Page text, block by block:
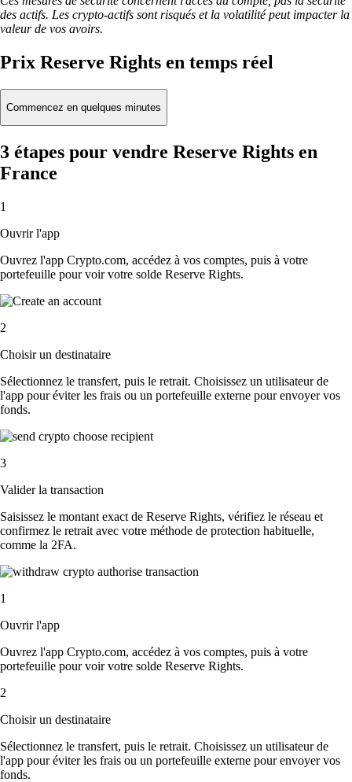
des actifs. Les crypto-actifs sont risqués et la volatilité peut impacter la
valeur de vos avoirs.
Prix Reserve Rights en temps réel
Commencez en quelques minutes
3 étapes pour vendre Reserve Rights en
France
1
Ouvrir l'app
Ouvrez l'app Crypto.com, accédez à vos comptes, puis à votre
portefeuille pour voir votre solde Reserve Rights.
2
Choisir un destinataire
Sélectionnez le transfert, puis le retrait. Choisissez un utilisateur de
l'app pour éviter les frais ou un portefeuille externe pour envoyer vos
fonds.
3
Valider la transaction
Saisissez le montant exact de Reserve Rights, vérifiez le réseau et
confirmez le retrait avec votre méthode de protection habituelle,
comme la 2FA.
1
Ouvrir l'app
Ouvrez l'app Crypto.com, accédez à vos comptes, puis à votre
portefeuille pour voir votre solde Reserve Rights.
2
Choisir un destinataire
Sélectionnez le transfert, puis le retrait. Choisissez un utilisateur de
l'app pour éviter les frais ou un portefeuille externe pour envoyer vos
fonds.